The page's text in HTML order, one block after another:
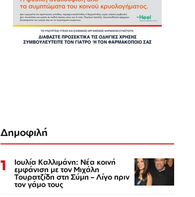
Δημοφιλή
1 Ιουλία Καλλιμάνη: Νέα κοινή
εμφάνιση με τον Μιχάλη
Τουρατζίδη στη Σύμη – Λίγο πριν
τον γάμο τους